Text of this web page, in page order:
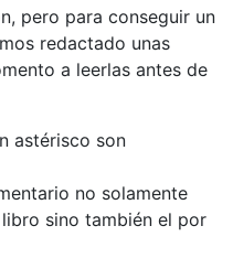
pero para conseguir un
redactado unas
a leerlas antes de
astérisco son
no solamente
sino también el por